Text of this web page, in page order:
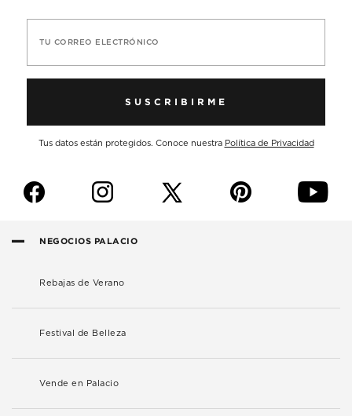
TU CORREO ELECTRÓNICO
SUSCRIBIRME
Tus datos están protegidos. Conoce nuestra Política de Privacidad
f i p y
NEGOCIOS PALACIO
Rebajas de Verano
Festival de Belleza
Vende en Palacio